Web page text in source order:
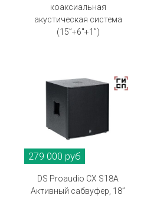
коаксиальная
акустическая система
(15”+6"+1”)
279 000 руб
DS Proaudio CX S18A
Активный сабвуфер, 18”